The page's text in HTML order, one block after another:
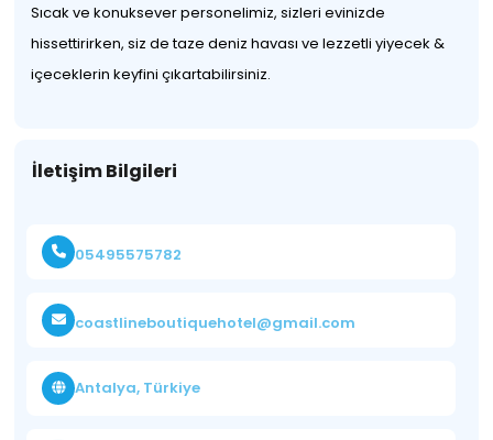
Sıcak ve konuksever personelimiz, sizleri evinizde
hissettirirken, siz de taze deniz havası ve lezzetli yiyecek &
içeceklerin keyfini çıkartabilirsiniz.
İletişim Bilgileri
05495575782
coastlineboutiquehotel@gmail.com
Antalya, Türkiye